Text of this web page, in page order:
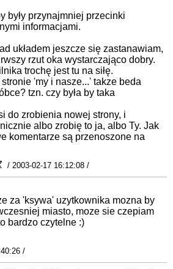
były przynajmniej przecinki
informacjami.
układem jeszcze się zastanawiam,
rzut oka wystarczająco dobry.
trochę jest tu na siłę.
'my i nasze...' takze beda
tzn. czy była by taka
do zrobienia nowej strony, i
albo zrobię to ja, albo Ty. Jak
komentarze są przenoszone na
/ 2003-02-17 16:12:08 /
za 'ksywa' uzytkownika mozna by
miasto, moze sie czepiam
bardzo czytelne :)
/